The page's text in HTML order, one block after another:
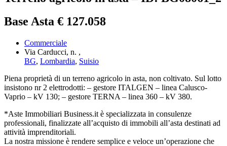
Base Asta € 127.058
Commerciale
Via Carducci, n. ,
BG, Lombardia, Suisio
Piena proprietà di un terreno agricolo in asta, non coltivato. Sul lotto
insistono nr 2 elettrodotti: – gestore ITALGEN – linea Calusco-
Vaprio – kV 130; – gestore TERNA – linea 360 – kV 380.
*Aste Immobiliari Business.it è specializzata in consulenze
professionali, finalizzate all’acquisto di immobili all’asta destinati ad
attività imprenditoriali.
La nostra missione è rendere semplice e veloce un’operazione che